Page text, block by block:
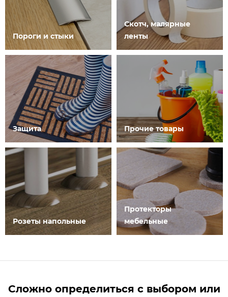
Пороги и стыки
Скотч, малярные
ленты
Защита Прочие товары
Розеты напольные
Протекторы
мебельные
Сложно определиться с выбором или